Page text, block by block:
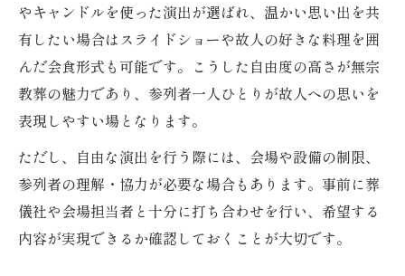
葬式に静かな時間を生む式次第の取り入れ
方
葬式に個性を添える演出アイデア集
葬式を個性的にする演出方法を紹介
夫
手作りのアイテムで温もりある葬式演出
葬式に詩や手紙を取り入れる感動アイデア
やキャンドルを使った演出が選ばれ、温かい思い出を共
有したい場合はスライドショーや故人の好きな料理を囲
んだ会食形式も可能です。こうした自由度の高さが無宗
教葬の魅力であり、参列者一人ひとりが故人への思いを
表現しやすい場となります。
ただし、自由な演出を行う際には、会場や設備の制限、
参列者の理解・協力が必要な場合もあります。事前に葬
儀社や会場担当者と十分に打ち合わせを行い、希望する
内容が実現できるか確認しておくことが大切です。